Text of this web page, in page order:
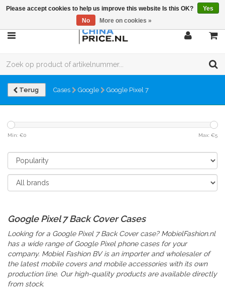
Terug Cases Google Google Pixel 7
Min: €0 Max: €5
Google Pixel 7 Back Cover Cases
Looking for a Google Pixel 7 Back Cover case? MobielFashion.nl
has a wide range of Google Pixel phone cases for your
company. Mobiel Fashion BV is an importer and wholesaler of
the latest mobile covers and mobile accessories with its own
production line. Our high-quality products are available directly
from stock.
Please accept cookies to help us improve this website Is this OK?
Yes
No
More on cookies »